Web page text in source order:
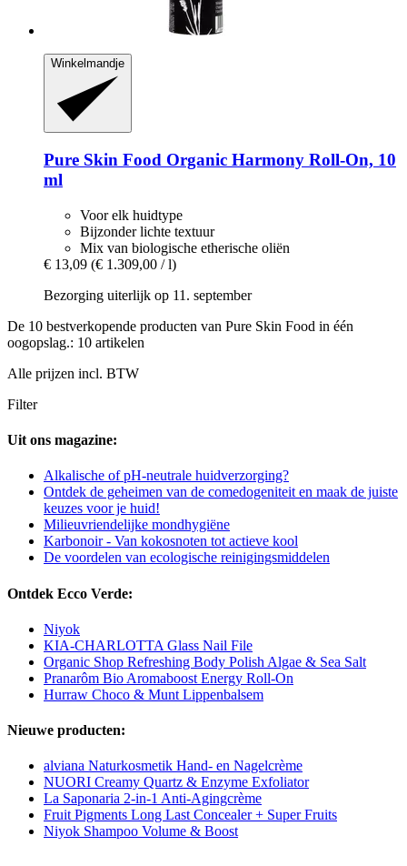
Winkelmandje
Pure Skin Food Organic Harmony Roll-​On, 10
ml
Voor elk huidtype
Bijzonder lichte textuur
Mix van biologische etherische oliën
€ 13,09 (€ 1.309,00 / l)
Bezorging uiterlijk op 11. september
De 10 bestverkopende producten van Pure Skin Food in één
oogopslag.: 10 artikelen
Alle prijzen incl. BTW
Filter
Uit ons magazine:
Alkalische of pH-neutrale huidverzorging?
Ontdek de geheimen van de comedogeniteit en maak de juiste
keuzes voor je huid!
Milieuvriendelijke mondhygiëne
Karbonoir - Van kokosnoten tot actieve kool
De voordelen van ecologische reinigingsmiddelen
Ontdek Ecco Verde:
Niyok
KIA-CHARLOTTA Glass Nail File
Organic Shop Refreshing Body Polish Algae & Sea Salt
Pranarôm Bio Aromaboost Energy Roll-On
Hurraw Choco & Munt Lippenbalsem
Nieuwe producten:
alviana Naturkosmetik Hand- en Nagelcrème
NUORI Creamy Quartz & Enzyme Exfoliator
La Saponaria 2-in-1 Anti-Agingcrème
Fruit Pigments Long Last Concealer + Super Fruits
Niyok Shampoo Volume & Boost